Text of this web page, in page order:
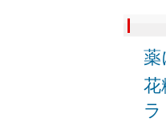
薬
花